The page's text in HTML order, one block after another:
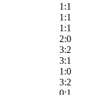
1:1
1:1
1:1
2:0
3:2
3:1
1:0
3:2